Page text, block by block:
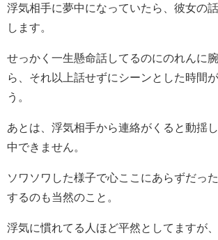
浮気相手に夢中になっていたら、彼女の
します。
せっかく一生懸命話してるのにのれんに
ら、それ以上話せずにシーンとした時間
う。
あとは、浮気相手から連絡がくると動揺
中できません。
ソワソワした様子で心ここにあらずだっ
するのも当然のこと。
浮気に慣れてる人ほど平然としてますが